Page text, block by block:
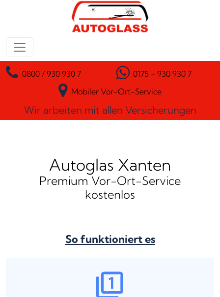
Zum Inhalt springen
Hauptnavigation
0800 / 930 930 7
0175 - 930 930 7
Mobiler Vor-Ort-Service
Wir arbeiten mit allen Versicherungen
Autoglas Xanten
Premium Vor-Ort-Service
kostenlos
So funktioniert es